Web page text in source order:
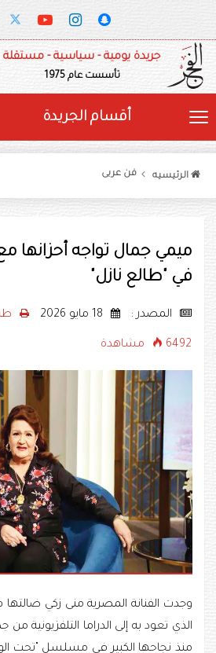
جريدة يومية - سياسية - مستقلة
تأسست عام 1975
أقسام الجريدة
الرئيسيه فن عربى
ميمي جمال تواجه أحزانها
في "طالع نازل"
المصدر :
6492 مشاهدة
وجدت الفنانة المصرية منى زكي
منذ نجاحها الكبير في مسلسل "تحت